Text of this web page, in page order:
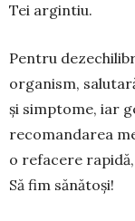
Tei argintiu.
Pentru
organism,
și simptome, iar
recomandarea
o refacere
Să fim sănătoși!